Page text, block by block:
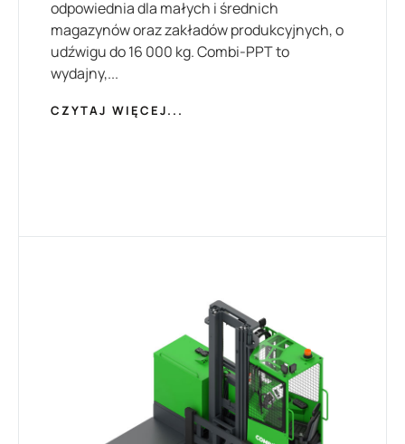
odpowiednia dla małych i średnich
magazynów oraz zakładów produkcyjnych, o
udźwigu do 16 000 kg. Combi-PPT to
wydajny,...
CZYTAJ WIĘCEJ...